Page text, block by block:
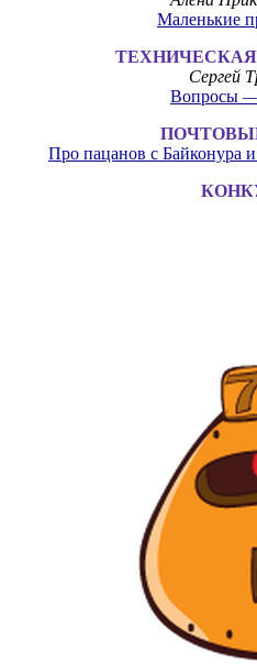
Маленькие
Сергей
Вопросы
Про пацанов с Байконура